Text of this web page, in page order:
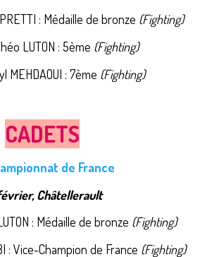
: Médaille de bronze (Fighting)
LUTON : 5ème (Fighting)
MEHDAOUI : 7ème (Fighting)
CADETS
de France
Châtellerault
: Médaille de bronze (Fighting)
: Vice-Champion de France (Fighting)